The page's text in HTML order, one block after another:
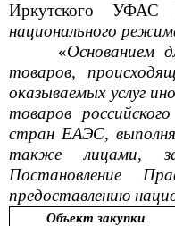
Иркутского УФАС
национального
«Основанием
товаров,
оказываемых услуг
товаров
стран ЕАЭС,
также лицами,
Постановление
предоставлению
Объект закупки